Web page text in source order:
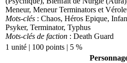
Meneur, Meneur Terminators et
Mots-clés : Chaos, Héros Epique,
Psyker, Terminator, Typhus
Mots-clés de faction : Death Guard
1 unité | 100 points | 5 %